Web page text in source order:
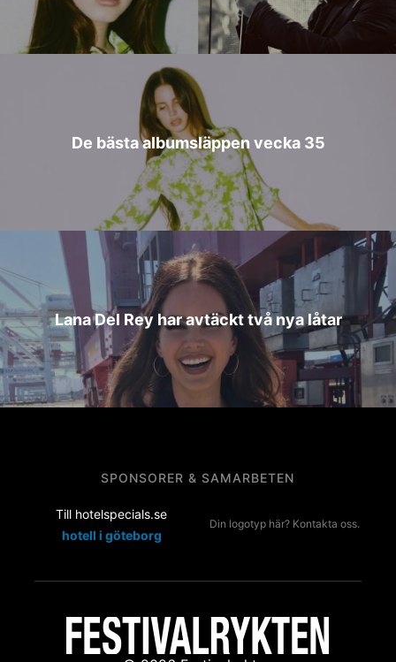
De bästa albumsläppen vecka 35
Lana Del Rey har avtäckt två nya låtar
SPONSORER & SAMARBETEN
Till hotelspecials.se
hotell i göteborg
Din logotyp här? Kontakta oss.